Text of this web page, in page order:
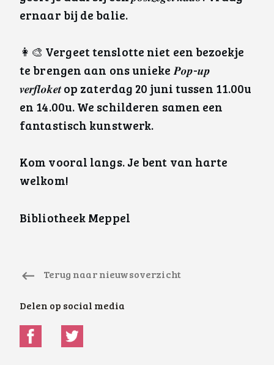
ernaar bij de balie.
👩‍🎨 Vergeet tenslotte niet een bezoekje
te brengen aan ons unieke 𝑷𝒐𝒑-𝒖𝒑
𝒗𝒆𝒓𝒇𝒍𝒐𝒌𝒆𝒕 op zaterdag 20 juni tussen 11.00u
en 14.00u. We schilderen samen een
fantastisch kunstwerk.
Kom vooral langs. Je bent van harte
welkom!
Bibliotheek Meppel
Terug naar nieuwsoverzicht
Delen op social media